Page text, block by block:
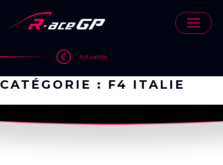
content
Actualités
CATÉGORIE : F4 ITALIE